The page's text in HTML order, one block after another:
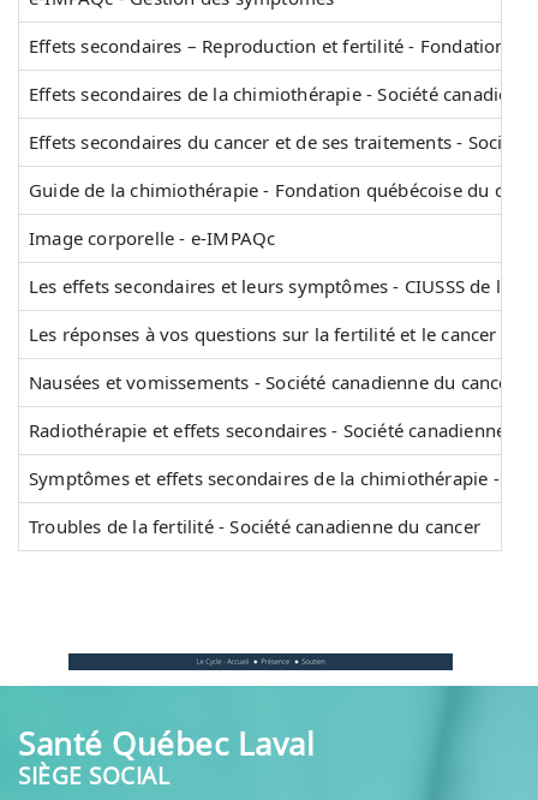
Effets secondaires – Reproduction et fertilité - Fondation
Effets secondaires de la chimiothérapie - Société
Effets secondaires du cancer et de ses traitements - Société
Guide de la chimiothérapie - Fondation québécoise du
Image corporelle - e-IMPAQc
Les effets secondaires et leurs symptômes - CIUSSS de
Les réponses à vos questions sur la fertilité et le cancer du
Nausées et vomissements - Société canadienne du cancer
Radiothérapie et effets secondaires - Société canadienne du
Symptômes et effets secondaires de la chimiothérapie -
Troubles de la fertilité - Société canadienne du cancer
Santé Québec Laval
SIÈGE SOCIAL